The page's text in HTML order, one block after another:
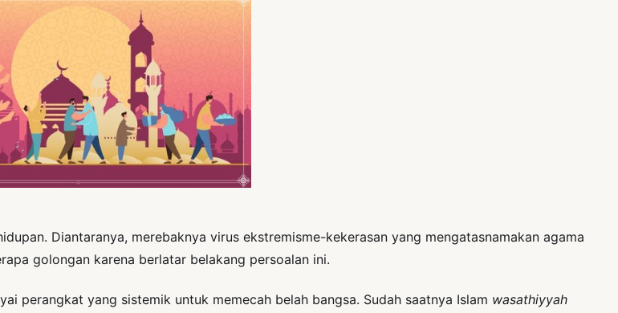
Diantaranya, merebaknya virus ekstremisme-kekerasan yang mengatasnamakan agama
golongan karena berlatar belakang persoalan ini.
perangkat yang sistemik untuk memecah belah bangsa. Sudah saatnya Islam wasathiyyah